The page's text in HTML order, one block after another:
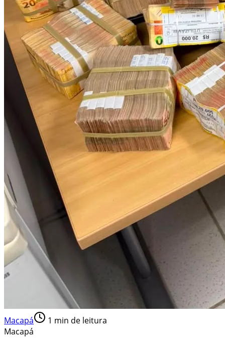
Macapá 1 min de leitura
Macapá